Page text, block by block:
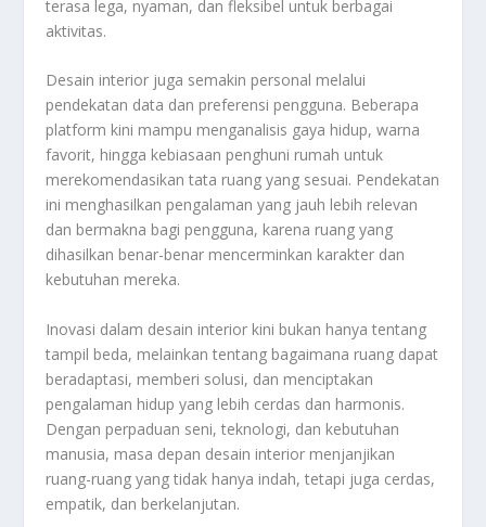
terasa lega, nyaman, dan fleksibel untuk berbagai
aktivitas.
Desain interior juga semakin personal melalui
pendekatan data dan preferensi pengguna. Beberapa
platform kini mampu menganalisis gaya hidup, warna
favorit, hingga kebiasaan penghuni rumah untuk
merekomendasikan tata ruang yang sesuai. Pendekatan
ini menghasilkan pengalaman yang jauh lebih relevan
dan bermakna bagi pengguna, karena ruang yang
dihasilkan benar-benar mencerminkan karakter dan
kebutuhan mereka.
Inovasi dalam desain interior kini bukan hanya tentang
tampil beda, melainkan tentang bagaimana ruang dapat
beradaptasi, memberi solusi, dan menciptakan
pengalaman hidup yang lebih cerdas dan harmonis.
Dengan perpaduan seni, teknologi, dan kebutuhan
manusia, masa depan desain interior menjanjikan
ruang-ruang yang tidak hanya indah, tetapi juga cerdas,
empatik, dan berkelanjutan.